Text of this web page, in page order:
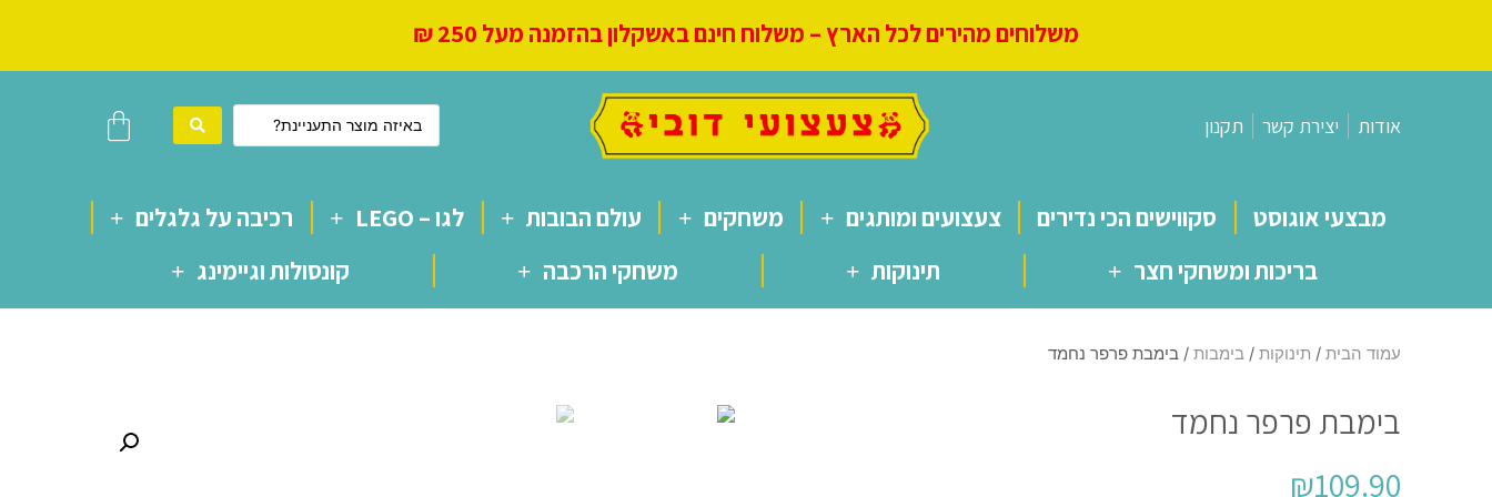
משלוחים מהירים לכל הארץ – משלוח חינם באשקלון בהזמנה מעל 250 ₪
אודות יצירת קשר תקנון
מבצעי אוגוסט סקווישים הכי נדירים צעצועים ומותגים משחקים עולם הבובות לגו – LEGO
רכיבה על גלגלים
בריכות ומשחקי חצר
תינוקות משחקי הרכבה קונסולות וגיימינג
עמוד הבית / תינוקות / בימבות / בימבת פרפר נחמד
בימבת פרפר נחמד
₪109.90